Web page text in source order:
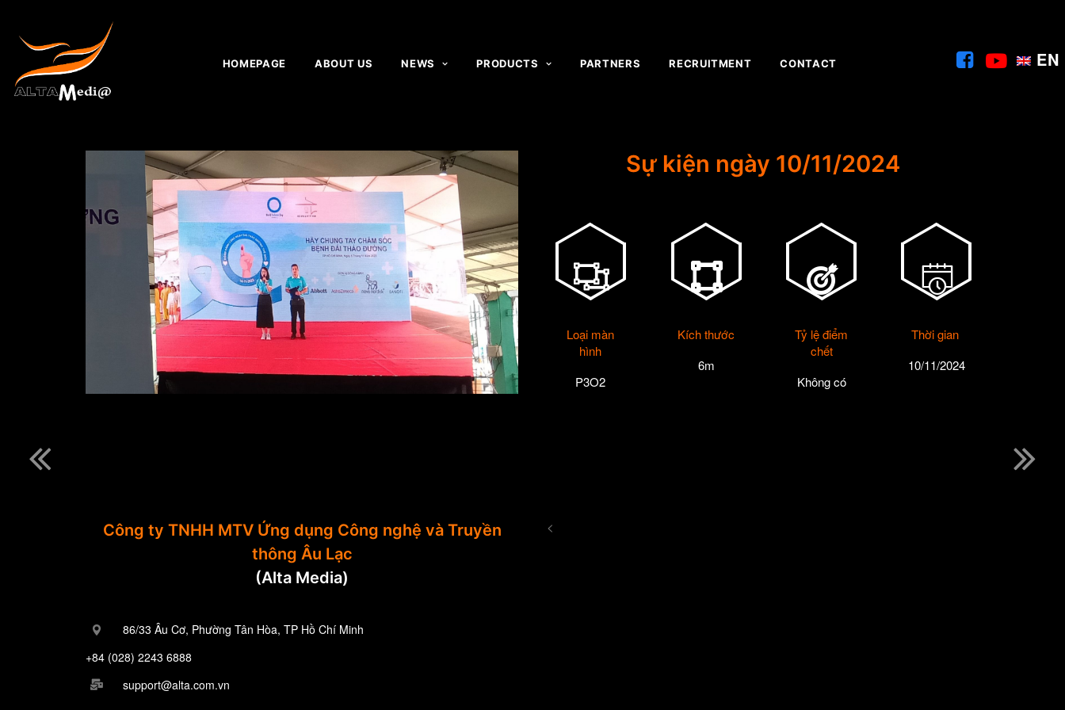
HOMEPAGE ABOUT US NEWS PRODUCTS PARTNERS RECRUITMENT CONTACT EN
Sự kiện ngày 10/11/2024
Loại màn
hình
P3O2
Kích thước
6m
Tỷ lệ điểm
chết
Không có
Thời gian
10/11/2024
Công ty TNHH MTV Ứng dụng Công nghệ và Truyền
thông Âu Lạc
(Alta Media)
86/33 Âu Cơ, Phường Tân Hòa, TP Hồ Chí Minh
+84 (028) 2243 6888
support@alta.com.vn
<